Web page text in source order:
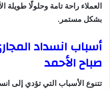
العملاء راحة تامة وحلولًا طويلة
بشكل مستمر.
أسباب انسداد
صباح الأحمد
تتنوع الأسباب التي تؤدي إلى